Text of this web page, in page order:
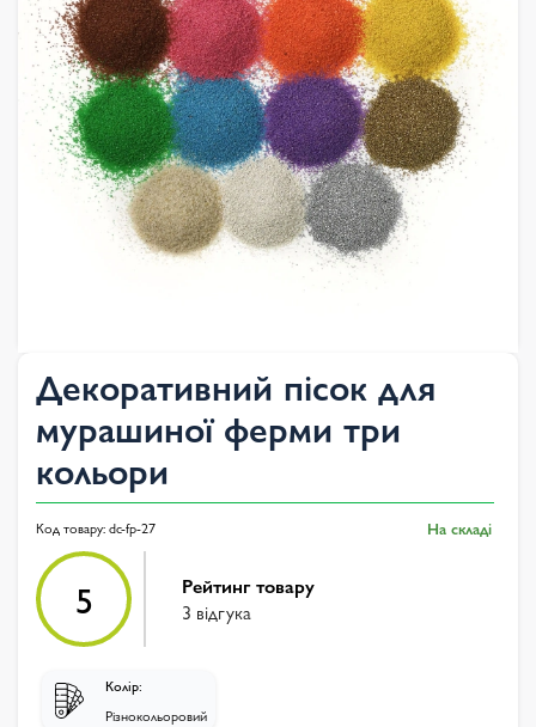
Декоративний пісок для
мурашиної ферми три
кольори
Код товару:dc-fp-27 На складі
5
Рейтинг товару
3 відгука
Колір:
Різнокольоровий